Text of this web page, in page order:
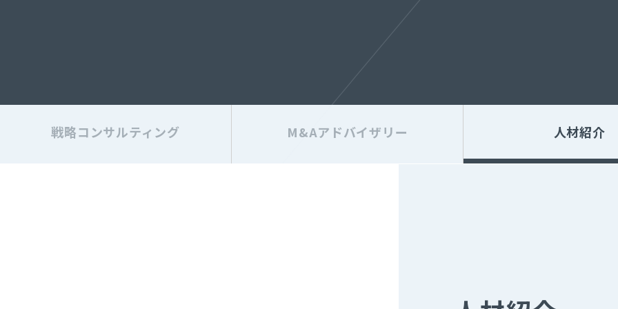
戦略コンサルティング M&Aアドバイザリー 人材紹介